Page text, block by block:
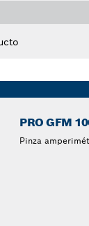
PRO GFM
Pinza